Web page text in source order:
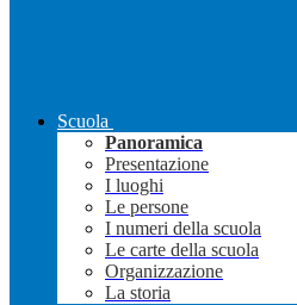
Scuola
Panoramica
Presentazione
I luoghi
Le persone
I numeri della scuola
Le carte della scuola
Organizzazione
La storia